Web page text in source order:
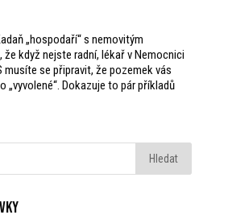
„hospodaří“ s nemovitým
že když nejste radní, lékař v Nemocnici
musíte se připravit, že pozemek vás
„vyvolené“. Dokazuje to pár příkladů